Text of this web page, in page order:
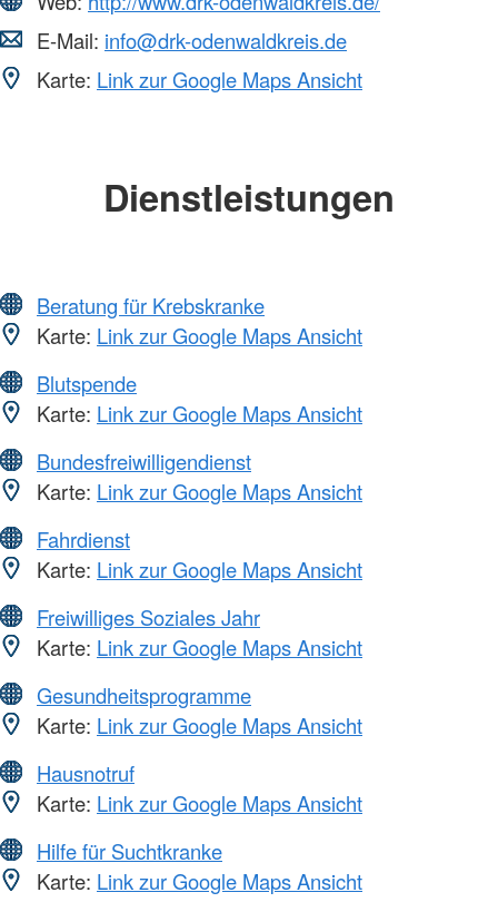
E-Mail: info@drk-odenwaldkreis.de
Karte: Link zur Google Maps Ansicht
Dienstleistungen
Beratung für Krebskranke
Karte: Link zur Google Maps Ansicht
Blutspende
Karte: Link zur Google Maps Ansicht
Bundesfreiwilligendienst
Karte: Link zur Google Maps Ansicht
Fahrdienst
Karte: Link zur Google Maps Ansicht
Freiwilliges Soziales Jahr
Karte: Link zur Google Maps Ansicht
Gesundheitsprogramme
Karte: Link zur Google Maps Ansicht
Hausnotruf
Karte: Link zur Google Maps Ansicht
Hilfe für Suchtkranke
Karte: Link zur Google Maps Ansicht